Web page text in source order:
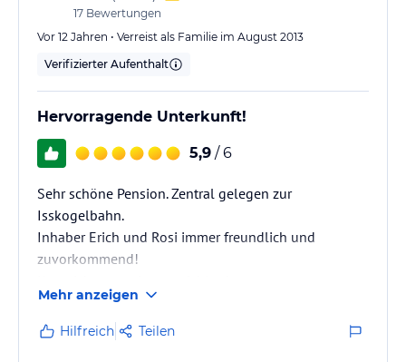
17 Bewertungen
Vor 12 Jahren • Verreist als Familie im August 2013
Verifizierter Aufenthalt
Hervorragende Unterkunft!
5,9 / 6
Sehr schöne Pension. Zentral gelegen zur
Isskogelbahn.
Inhaber Erich und Rosi immer freundlich und
zuvorkommend!
Mehr anzeigen
Hilfreich Teilen